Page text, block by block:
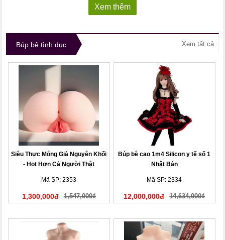
Xem thêm
Búp bê tình dục Xem tất cả
Siêu Thực Mông Giả Nguyên Khối
- Hot Hơn Cả Người Thật
Mã SP: 2353
1,300,000đ 1,547,000₫
Búp bê cao 1m4 Silicon y tế số 1
Nhật Bản
Mã SP: 2334
12,000,000đ 14,634,000₫